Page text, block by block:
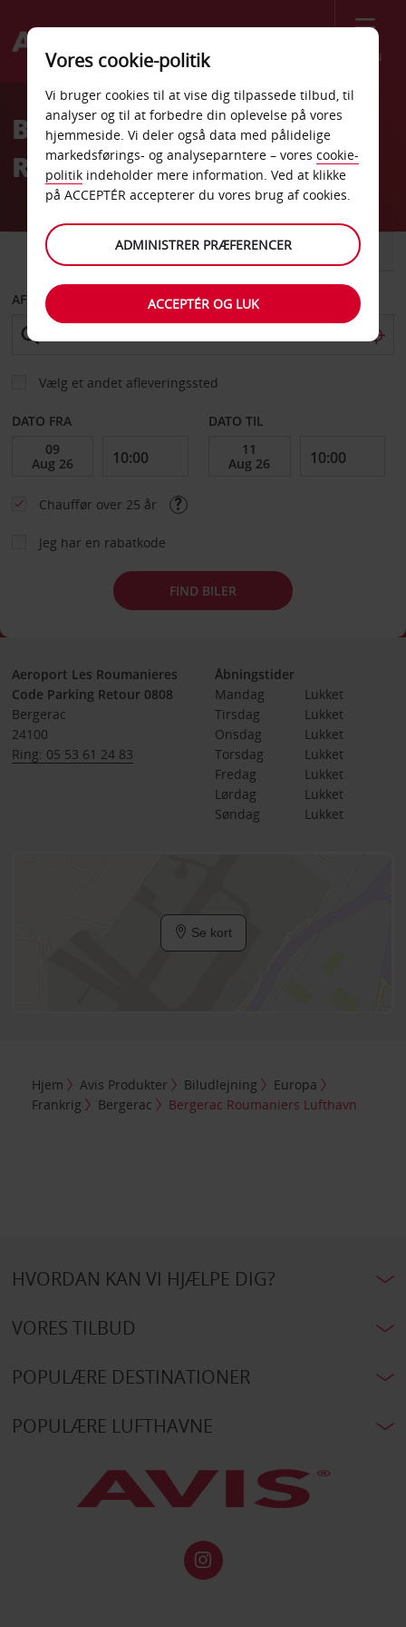
Menu
Welcome
AvisBilleje Bergerac
Roumaniers Lufthavn
VAREVOGN
AFHENT FRA
Vælg et andet afleveringssted
DATO FRA DATO TIL
Chauffør over 25 år
Jeg har en rabatkode
FIND BILER
Aeroport Les Roumanieres
Code Parking Retour 0808
Bergerac
24100
Ring: 05 53 61 24 83
Åbningstider
Mandag
Lukket
Tirsdag
Lukket
Onsdag
Lukket
Torsdag
Lukket
Fredag
Lukket
Lørdag
Lukket
Søndag
Lukket
Se kort
Hjem Avis Produkter Biludlejning
Europa
Frankrig
Bergerac Bergerac Roumaniers Lufthavn
HVORDAN KAN VI HJÆLPE DIG?
VORES TILBUD
POPULÆRE DESTINATIONER
POPULÆRE LUFTHAVNE
Vores cookie-politik
Vi bruger cookies til at vise dig tilpassede tilbud, til
analyser og til at forbedre din oplevelse på vores
hjemmeside. Vi deler også data med pålidelige
markedsførings- og analyseparntere – vores cookie-
politik indeholder mere information. Ved at klikke
på ACCEPTÉR accepterer du vores brug af cookies.
ADMINISTRER PRÆFERENCER
ACCEPTÉR OG LUK